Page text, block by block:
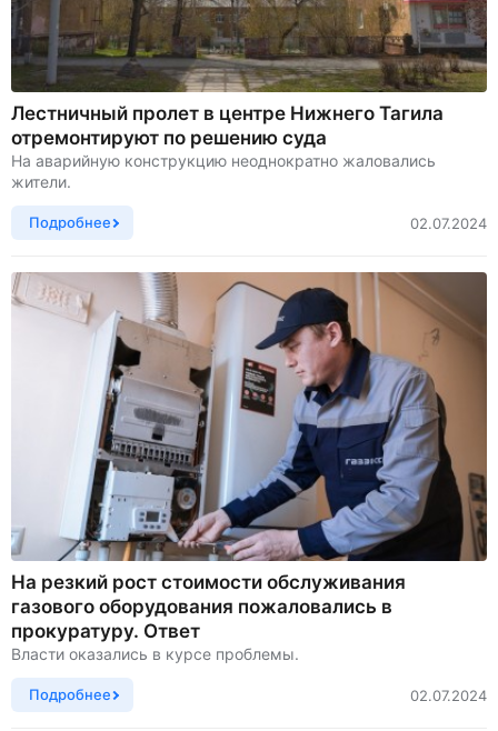
Лестничный пролет в центре Нижнего Тагила
отремонтируют по решению суда
На аварийную конструкцию неоднократно жаловались
жители.
Подробнее 02.07.2024
На резкий рост стоимости обслуживания
газового оборудования пожаловались в
прокуратуру. Ответ
Власти оказались в курсе проблемы.
Подробнее 02.07.2024